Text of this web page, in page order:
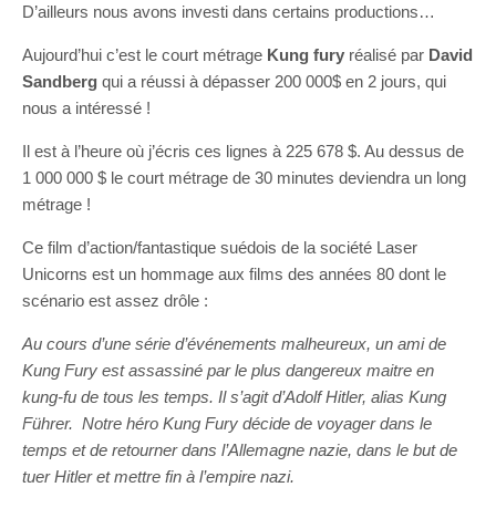
D’ailleurs nous avons investi dans certains productions…
Aujourd’hui c’est le court métrage Kung fury réalisé par David
Sandberg qui a réussi à dépasser 200 000$ en 2 jours, qui
nous a intéressé !
Il est à l’heure où j’écris ces lignes à 225 678 $. Au dessus de
1 000 000 $ le court métrage de 30 minutes deviendra un long
métrage !
Ce film d’action/fantastique suédois de la société Laser
Unicorns est un hommage aux films des années 80 dont le
scénario est assez drôle :
Au cours d’une série d’événements malheureux, un ami de
Kung Fury est assassiné par le plus dangereux maitre en
kung-fu de tous les temps. Il s’agit d’Adolf Hitler, alias Kung
Führer. Notre héro Kung Fury décide de voyager dans le
temps et de retourner dans l’Allemagne nazie, dans le but de
tuer Hitler et mettre fin à l’empire nazi.